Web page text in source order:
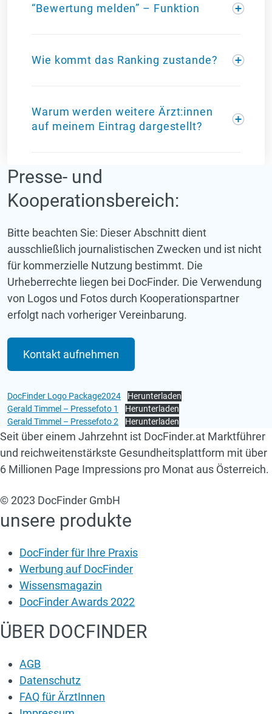
“Bewertung melden” – Funktion
Wie kommt das Ranking zustande?
Warum werden weitere Ärzt:innen
auf meinem Eintrag dargestellt?
Presse- und
Kooperationsbereich:
Bitte beachten Sie: Dieser Abschnitt dient
ausschließlich journalistischen Zwecken und ist nicht
für kommerzielle Nutzung bestimmt. Die
Urheberrechte liegen bei DocFinder. Die Verwendung
von Logos und Fotos durch Kooperationspartner
erfolgt nach vorheriger Vereinbarung.
Kontakt aufnehmen
DocFinder Logo Package2024
Herunterladen
Gerald Timmel – Pressefoto 1
Herunterladen
Gerald Timmel – Pressefoto 2
Herunterladen
zur DocFinder-Startseite
logo icon
Seit über einem Jahrzehnt ist DocFinder.at Marktführer
und reichweitenstärkste Gesundheitsplattform mit über
6 Millionen Page Impressions pro Monat aus Österreich.
© 2023 DocFinder GmbH
unsere produkte
DocFinder für Ihre Praxis
Werbung auf DocFinder
Wissensmagazin
DocFinder Awards 2022
ÜBER DOCFINDER
AGB
Datenschutz
FAQ für ÄrztInnen